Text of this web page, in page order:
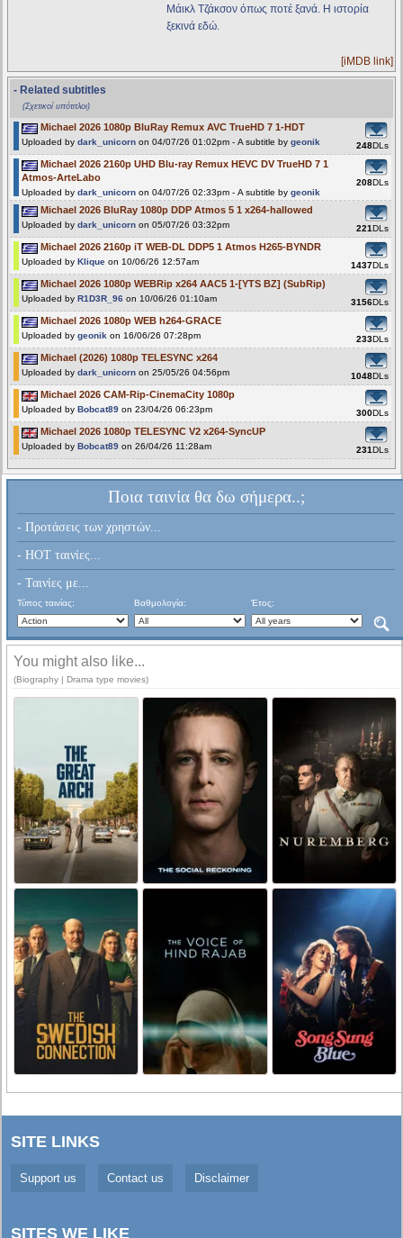
Μάικλ Τζάκσον όπως ποτέ ξανά. Η ιστορία
ξεκινά εδώ.
[iMDB link]
- Related subtitles
(Σχετικοί υπότιτλοι)
Michael 2026 1080p BluRay Remux AVC TrueHD 7 1-HDT
Uploaded by dark_unicorn on 04/07/26 01:02pm - A subtitle by geonik 248DLs
Michael 2026 2160p UHD Blu-ray Remux HEVC DV TrueHD 7 1
Atmos-ArteLabo
Uploaded by dark_unicorn on 04/07/26 02:33pm - A subtitle by geonik
208DLs
Michael 2026 BluRay 1080p DDP Atmos 5 1 x264-hallowed
Uploaded by dark_unicorn on 05/07/26 03:32pm 221DLs
Michael 2026 2160p iT WEB-DL DDP5 1 Atmos H265-BYNDR
Uploaded by Klique on 10/06/26 12:57am 1437DLs
Michael 2026 1080p WEBRip x264 AAC5 1-[YTS BZ] (SubRip)
Uploaded by R1D3R_96 on 10/06/26 01:10am 3156DLs
Michael 2026 1080p WEB h264-GRACE
Uploaded by geonik on 16/06/26 07:28pm 233DLs
Michael (2026) 1080p TELESYNC x264
Uploaded by dark_unicorn on 25/05/26 04:56pm 1048DLs
Michael 2026 CAM-Rip-CinemaCity 1080p
Uploaded by Bobcat89 on 23/04/26 06:23pm 300DLs
Michael 2026 1080p TELESYNC V2 x264-SyncUP
Uploaded by Bobcat89 on 26/04/26 11:28am 231DLs
Ποια ταινία θα δω σήμερα..;
- Προτάσεις των χρηστών...
- HOT ταινίες...
- Ταινίες με...
Τύπος ταινίας: Βαθμολογία: Έτος:
You might also like...
(Biography | Drama type movies)
SITE LINKS
Support us Contact us Disclaimer
SITES WE LIKE